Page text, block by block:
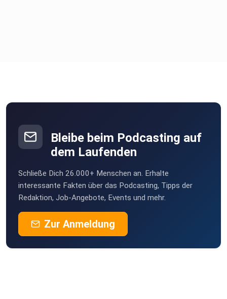
Bleibe beim Podcasting auf
dem Laufenden
Schließe Dich 26.000+ Menschen an. Erhalte
interessante Fakten über das Podcasting, Tipps der
Redaktion, Job-Angebote, Events und mehr.
Zur Anmeldung